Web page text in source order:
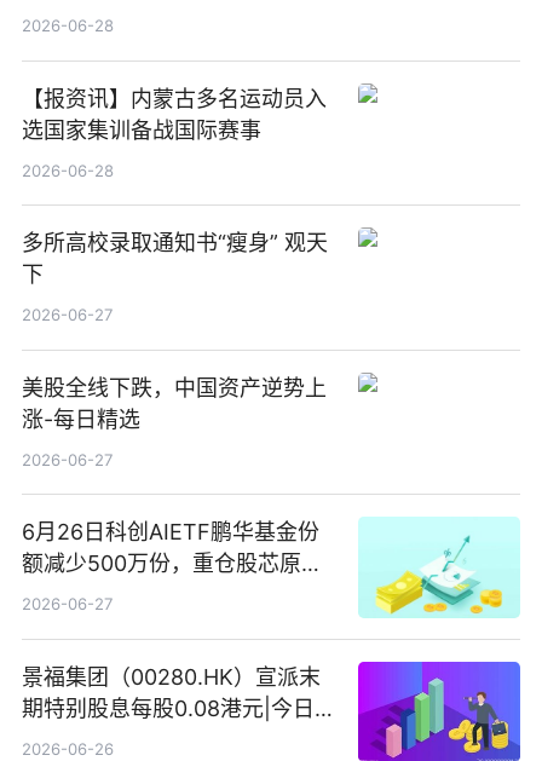
2026-06-28
【报资讯】内蒙古多名运动员入
选国家集训备战国际赛事
2026-06-28
多所高校录取通知书“瘦身” 观天
下
2026-06-27
美股全线下跌，中国资产逆势上
涨-每日精选
2026-06-27
6月26日科创AIETF鹏华基金份
额减少500万份，重仓股芯原股
份、寒武纪、澜起科技 观速讯
2026-06-27
景福集团（00280.HK）宣派末
期特别股息每股0.08港元|今日快
看
2026-06-26